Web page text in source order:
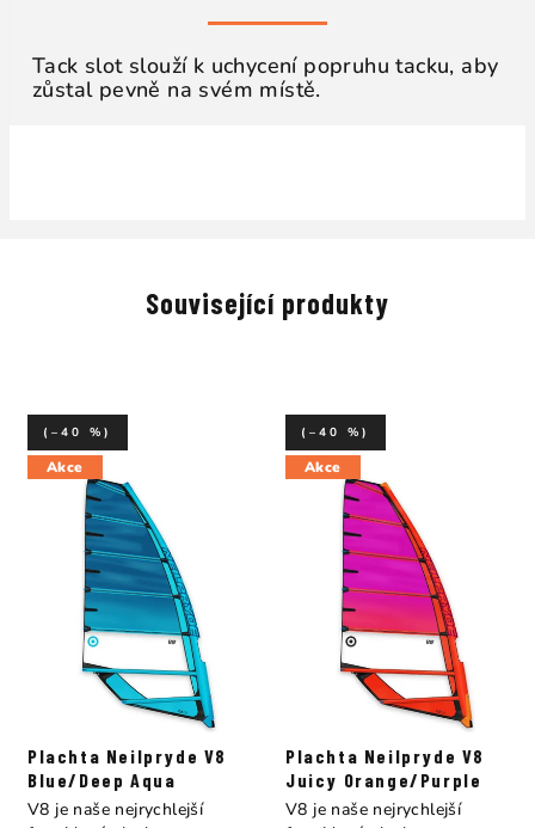
Tack slot slouží k uchycení popruhu tacku, aby
zůstal pevně na svém místě.
Související produkty
Akce
Plachta Neilpryde V8
Blue/Deep Aqua
(–40 %)
V8 je naše nejrychlejší
Akce
Plachta Neilpryde V8
Juicy Orange/Purple
(–40 %)
V8 je naše nejrychlejší